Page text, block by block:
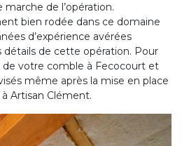
de l’opération.
bien rodée dans ce domaine
d’expérience avérées
de cette opération. Pour
de votre comble à Fecocourt et
même après la mise en place
à Artisan Clément.